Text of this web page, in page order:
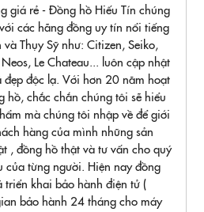
giá rẻ - Đồng hồ Hiếu Tín chúng
các hãng đồng uy tín nổi tiếng
Thụy Sỹ như: Citizen, Seiko,
Le Chateau... luôn cập nhật
đẹp độc lạ. Với hơn 20 năm hoạt
hồ, chắc chắn chúng tôi sẽ hiểu
mà chúng tôi nhập về để giới
hàng của mình những sản
, đồng hồ thật và tư vấn cho quý
của từng người. Hiện nay đồng
triển khai bảo hành điện tử (
bảo hành 24 tháng cho máy